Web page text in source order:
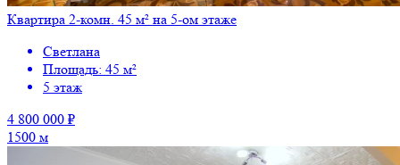
Квартира 2-комн. 45 м² на 5-ом этаже
Светлана
Площадь: 45 м²
5 этаж
4 800 000 ₽
1500 м